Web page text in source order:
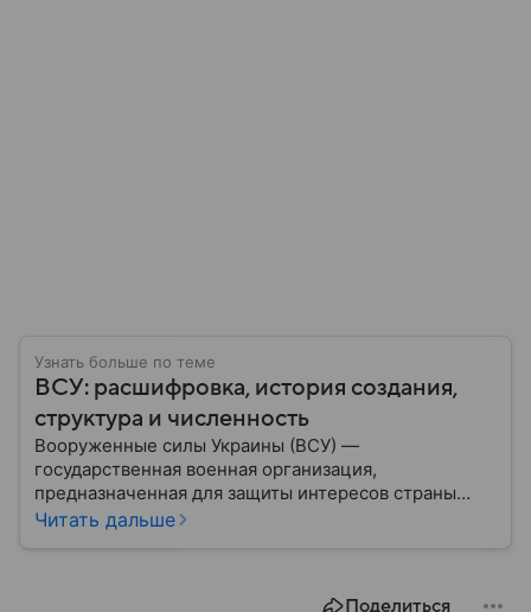
Узнать больше по теме
ВСУ: расшифровка, история создания,
структура и численность
Вооруженные силы Украины (ВСУ) —
государственная военная организация,
предназначенная для защиты интересов страны
военным путем. Была создана после
Читать дальше
Поделиться